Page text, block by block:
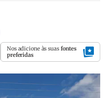
Nos adicione às suas fontes
preferidas